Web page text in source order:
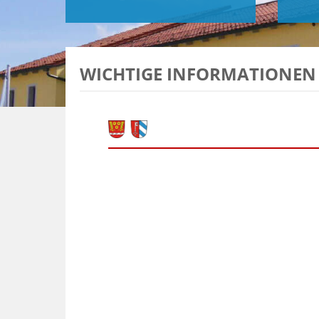
WICHTIGE INFORMATIONEN